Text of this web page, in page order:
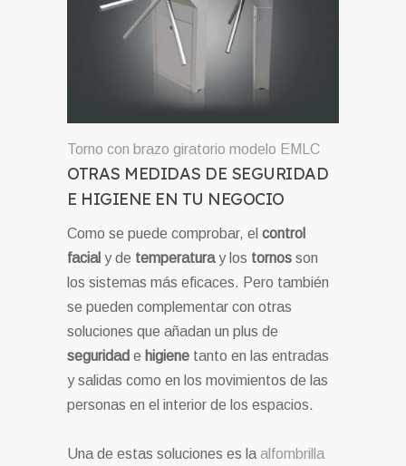
Torno con brazo giratorio modelo EMLC
OTRAS MEDIDAS DE SEGURIDAD
E HIGIENE EN TU NEGOCIO
Como se puede comprobar, el control
facial y de temperaturay los tornos son
los sistemas más eficaces. Pero también
se pueden complementar con otras
soluciones que añadan un plus de
seguridad e higiene tanto en las entradas
y salidas como en los movimientos de las
personas en el interior de los espacios.
Una de estas soluciones es la alfombrilla